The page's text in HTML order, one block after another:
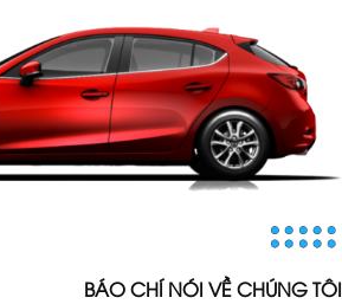
BÁO CHÍ NÓI VỀ CHÚNG TÔI